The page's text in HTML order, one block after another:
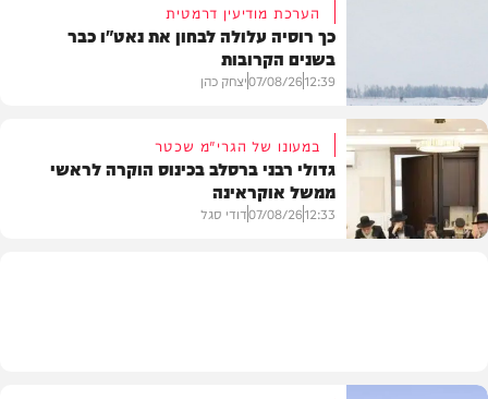
הערכת מודיעין דרמטית
כך רוסיה עלולה לבחון את נאט"ו כבר
בשנים הקרובות
12:39
07/08/26יצחק כהן
במעונו של הגרי"מ שכטר
גדולי רבני ברסלב בכינוס הוקרה לראשי
ממשל אוקראינה
12:33
07/08/26דודי סגל